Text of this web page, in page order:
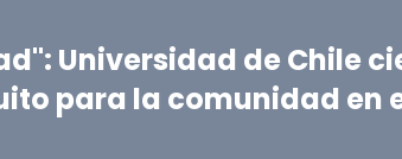
Universidad de Chile
para la comunidad en